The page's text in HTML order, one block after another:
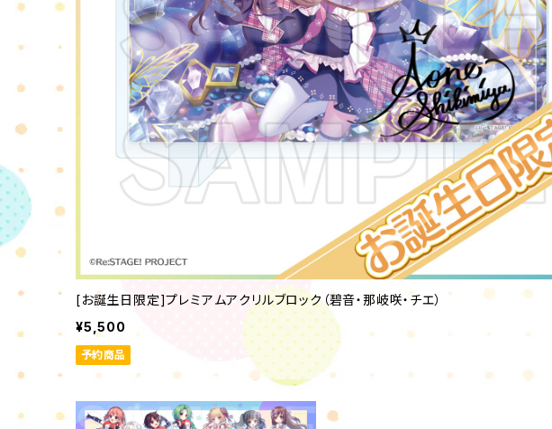
[お誕生日限定]プレミアムアクリルブロック（碧音・那岐咲・チエ）
¥5,500
予約商品